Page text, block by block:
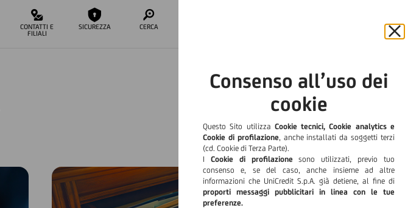
CONTATTI E
FILIALI
SICUREZZA CERCA
ACCESSO
AREA CLIENTI
Consenso all’uso dei
cookie
Questo Sito utilizza Cookie tecnici, Cookie analytics e
Cookie di profilazione, anche installati da soggetti terzi
(cd. Cookie di Terza Parte).
I Cookie di profilazione sono utilizzati, previo tuo
consenso e, se del caso, anche insieme ad altre
informazioni che UniCredit S.p.A. già detiene, al fine di
proporti messaggi pubblicitari in linea con le tue
preferenze.